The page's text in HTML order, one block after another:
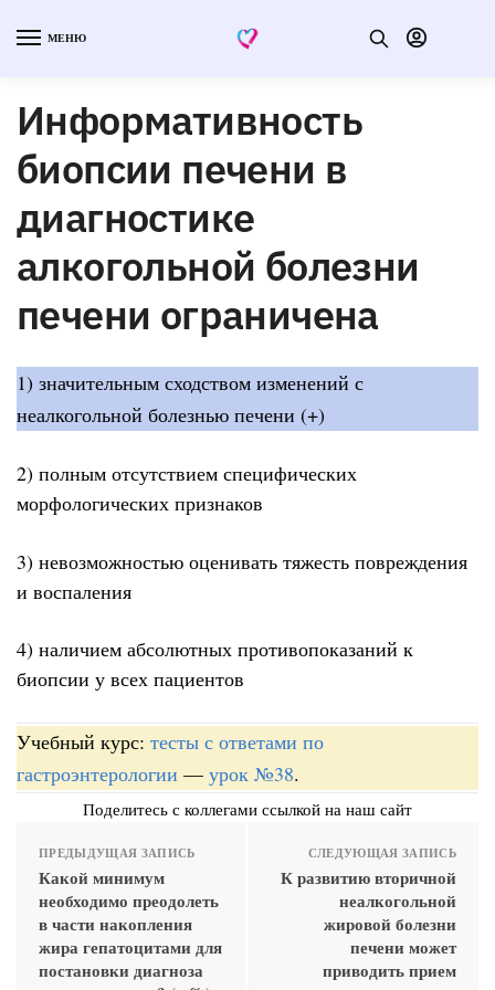
МЕНЮ
Информативность
биопсии печени в
диагностике
алкогольной болезни
печени ограничена
1) значительным сходством изменений с
неалкогольной болезнью печени (+)
2) полным отсутствием специфических
морфологических признаков
3) невозможностью оценивать тяжесть повреждения
и воспаления
4) наличием абсолютных противопоказаний к
биопсии у всех пациентов
Учебный курс: тесты с ответами по
гастроэнтерологии — урок №38.
Поделитесь с коллегами ссылкой на наш сайт
ПРЕДЫДУЩАЯ ЗАПИСЬ
Какой минимум
необходимо преодолеть
в части накопления
жира гепатоцитами для
постановки диагноза
СЛЕДУЮЩАЯ ЗАПИСЬ
К развитию вторичной
неалкогольной
жировой болезни
печени может
приводить прием